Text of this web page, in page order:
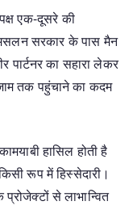
एक-दूसरे की
मसलन सरकार के पास मैन
पार्टनर का सहारा लेकर
तक पहुंचाने का कदम
हासिल होती है
रूप में हिस्सेदारी।
से लाभान्वित